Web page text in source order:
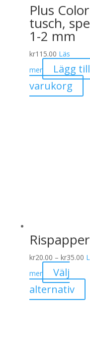
Plus Color
tusch,
1-2 mm
kr115.00 Läs
mer
Lägg
varukorg
Rispapper
kr20.00 – kr35.00
till
mer
Välj
alternativ